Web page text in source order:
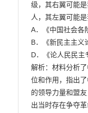
级，其右翼可能
人，其左翼可能
A．《中国社会各
B．《新民主主义
D．《论人民民主
解析：材料分析
位和作用，指出
的领导力量和盟
出当时存在争夺